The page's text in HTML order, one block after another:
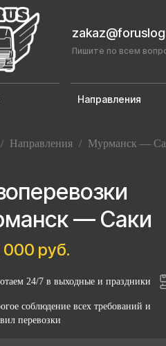
Пишите по всем
Направления
/ Направления / Мурманск —
— Саки
000 руб.
24/7 в выходные и праздники
соблюдение всех требований и
перевозки